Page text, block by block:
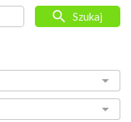
Szukaj